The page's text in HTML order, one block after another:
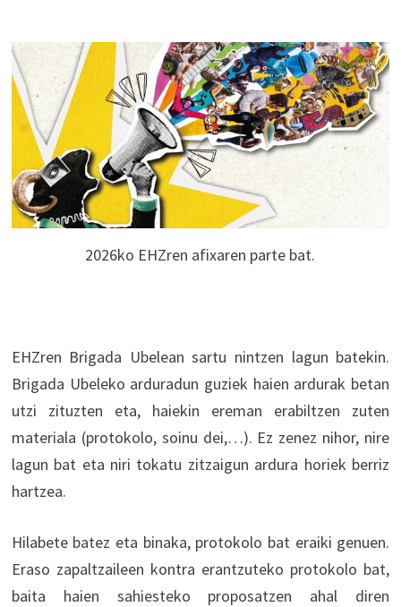
2026ko EHZren afixaren parte bat.
EHZren Brigada Ubelean sartu nintzen lagun batekin.
Brigada Ubeleko arduradun guziek haien ardurak betan
utzi zituzten eta, haiekin ereman erabiltzen zuten
materiala (protokolo, soinu dei,…). Ez zenez nihor, nire
lagun bat eta niri tokatu zitzaigun ardura horiek berriz
hartzea.
Hilabete batez eta binaka, protokolo bat eraiki genuen.
Eraso zapaltzaileen kontra erantzuteko protokolo bat,
baita haien sahiesteko proposatzen ahal diren